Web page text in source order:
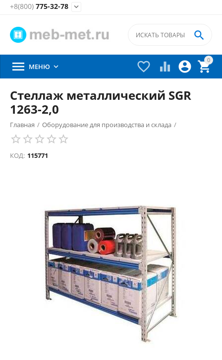
+8(800) 775-32-78 
0


 

 МЕНЮ 
Стеллаж металлический SGR
1263-2,0
Главная / Оборудование для производства и склада /
Складские стеллажи металлические
Стеллажи металлические среднегрузовые
КОД: 115771